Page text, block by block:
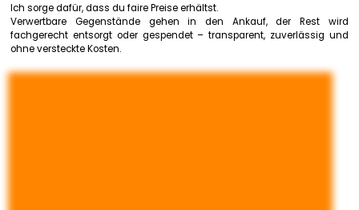
Ich sorge dafür, dass du faire Preise erhältst.
Verwertbare Gegenstände gehen in den Ankauf, der Rest wird
fachgerecht entsorgt oder gespendet – transparent, zuverlässig und
ohne versteckte Kosten.